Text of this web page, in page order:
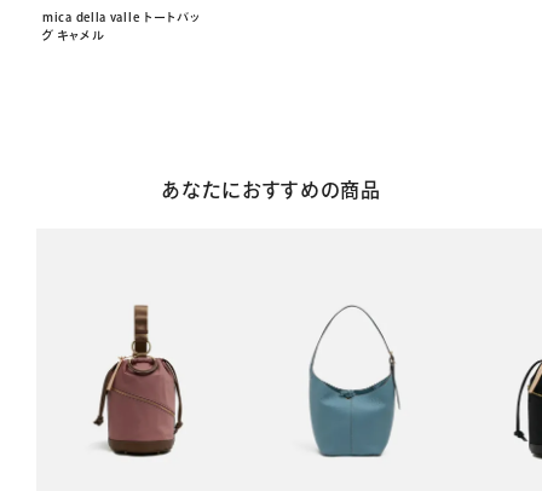
mica della valle トートバッ
グ キャメル
あなたにおすすめの商品